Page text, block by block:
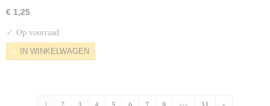
€ 1,25
✓ Op voorraad
IN WINKELWAGEN